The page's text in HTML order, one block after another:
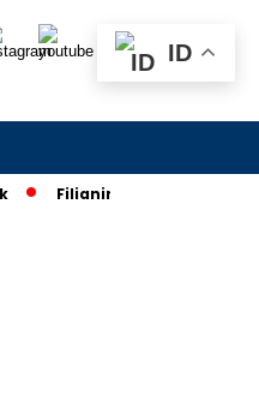
Filianingsih dan Anggota
ID